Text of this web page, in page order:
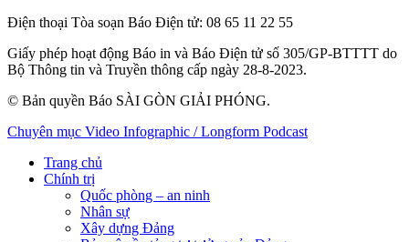
Điện thoại Tòa soạn Báo Điện tử: 08 65 11 22 55
Giấy phép hoạt động Báo in và Báo Điện tử số 305/GP-BTTTT do
Bộ Thông tin và Truyền thông cấp ngày 28-8-2023.
© Bản quyền Báo SÀI GÒN GIẢI PHÓNG.
Chuyên mục Video Infographic / Longform Podcast
Trang chủ
Chính trị
Quốc phòng – an ninh
Nhân sự
Xây dựng Đảng